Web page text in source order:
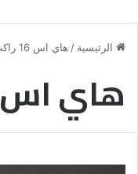
الرئيسية / هاي اس 16 راكب
هاي اس 16 راكب